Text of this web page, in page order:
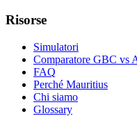
Risorse
Simulatori
Comparatore GBC vs
FAQ
Perché Mauritius
Chi siamo
Glossary